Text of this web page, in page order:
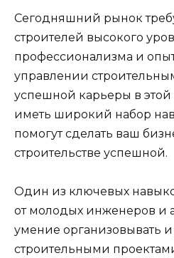
Сегодняшний рынок
строителей высокого
профессионализма и
управлении
успешной карьеры в
иметь широкий набор
помогут сделать ваш
строительстве успешной.
Один из ключевых
от молодых инженеров и
умение организовывать и
строительными